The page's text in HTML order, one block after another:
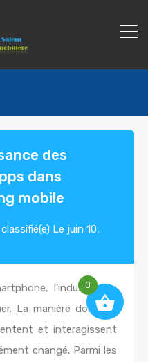
des
dans
mobile
Le juin 10,
l’industrie du
La manière dont les
et interagissent
changé. Parmi les
0